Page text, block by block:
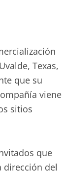
Texas,
que su
viene
sitios
que
dirección del